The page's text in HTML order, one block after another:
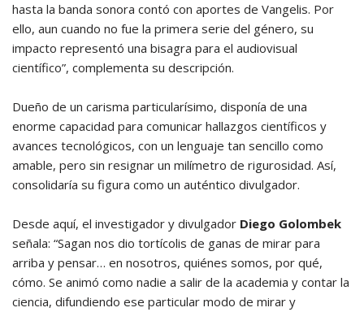
hasta la banda sonora contó con aportes de Vangelis. Por
ello, aun cuando no fue la primera serie del género, su
impacto representó una bisagra para el audiovisual
científico”, complementa su descripción.
Dueño de un carisma particularísimo, disponía de una
enorme capacidad para comunicar hallazgos científicos y
avances tecnológicos, con un lenguaje tan sencillo como
amable, pero sin resignar un milímetro de rigurosidad. Así,
consolidaría su figura como un auténtico divulgador.
Desde aquí, el investigador y divulgador Diego Golombek
señala: “Sagan nos dio tortícolis de ganas de mirar para
arriba y pensar… en nosotros, quiénes somos, por qué,
cómo. Se animó como nadie a salir de la academia y contar la
ciencia, difundiendo ese particular modo de mirar y